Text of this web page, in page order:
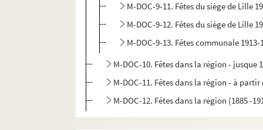
M-DOC-9-11. Fêtes du siège de Lille
M-DOC-9-12. Fêtes du siège de Lille
M-DOC-9-13. Fêtes communale 1913-
M-DOC-10. Fêtes dans la région - jusque
M-DOC-11. Fêtes dans la région - à partir
M-DOC-12. Fêtes dans la région (1885 -